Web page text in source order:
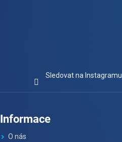
Sledovat na Instagramu
Informace
O nás